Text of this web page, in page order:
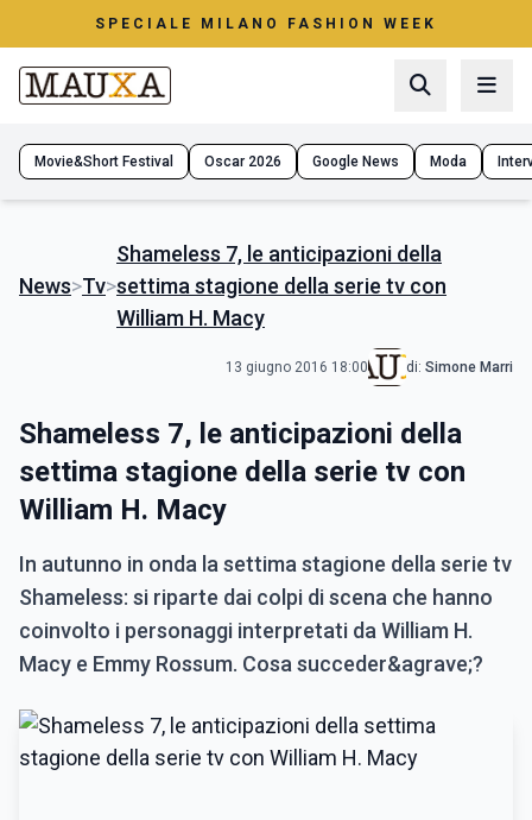
SPECIALE MILANO FASHION WEEK
Movie&Short Festival Oscar 2026 Google News Moda
News>Tv>
Shameless 7, le anticipazioni della
settima stagione della serie tv con
William H. Macy
13 giugno 2016 18:00 di: Simone Marri
Shameless 7, le anticipazioni della
settima stagione della serie tv con
William H. Macy
In autunno in onda la settima stagione della serie tv
Shameless: si riparte dai colpi di scena che hanno
coinvolto i personaggi interpretati da William H.
Macy e Emmy Rossum. Cosa succeder&agrave;?